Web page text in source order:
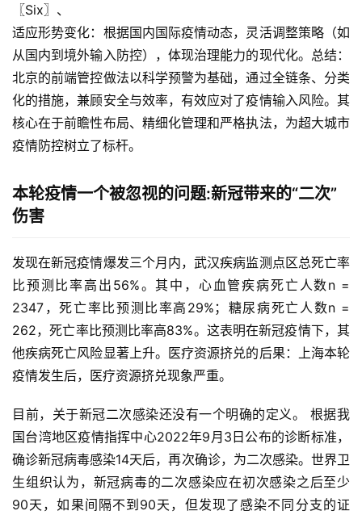
〖Six〗、
适应形势变化：根据国内国际疫情动态，灵活调整策略（如
从国内到境外输入防控），体现治理能力的现代化。总结：
北京的前端管控做法以科学预警为基础，通过全链条、分类
化的措施，兼顾安全与效率，有效应对了疫情输入风险。其
核心在于前瞻性布局、精细化管理和严格执法，为超大城市
疫情防控树立了标杆。
本轮疫情一个被忽视的问题:新冠带来的“二次”
伤害
发现在新冠疫情爆发三个月内，武汉疾病监测点区总死亡率
比预测比率高出56%。其中，心血管疾病死亡人数n =
2347，死亡率比预测比率高29%；糖尿病死亡人数n =
262，死亡率比预测比率高83%。这表明在新冠疫情下，其
他疾病死亡风险显著上升。医疗资源挤兑的后果：上海本轮
疫情发生后，医疗资源挤兑现象严重。
目前，关于新冠二次感染还没有一个明确的定义。 根据我
国台湾地区疫情指挥中心2022年9月3日公布的诊断标准，
确诊新冠病毒感染14天后，再次确诊，为二次感染。世界卫
生组织认为，新冠病毒的二次感染应在初次感染之后至少
90天，如果间隔不到90天，但发现了感染不同分支的证